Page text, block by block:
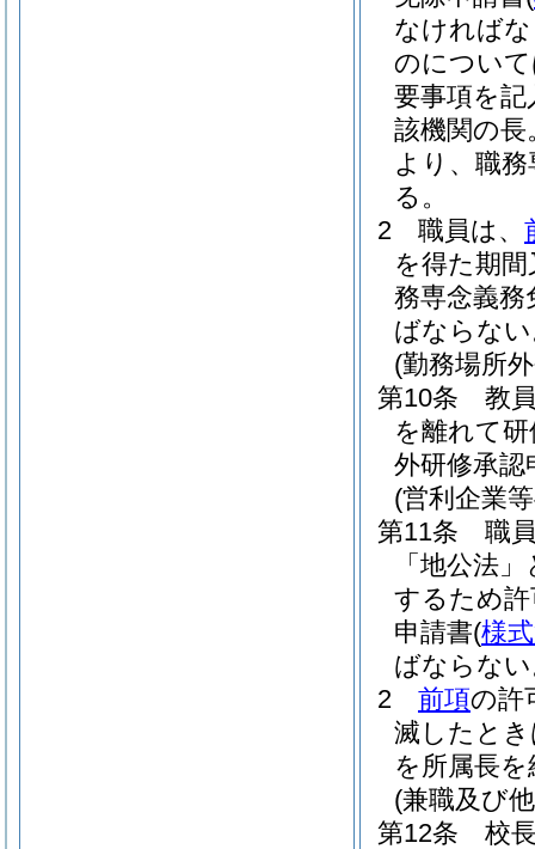
なければ
のについ
要事項を
該機関の
より、職
る。
2
職員は、
を得た期
務専念義
ばならな
(勤務場所
第10条
教
を離れて
外研修承認
(営利企業
第11条
職
「地公法
するため
申請書(様
ばならな
2
前項の許
滅したと
を所属長
(兼職及び
第12条
校